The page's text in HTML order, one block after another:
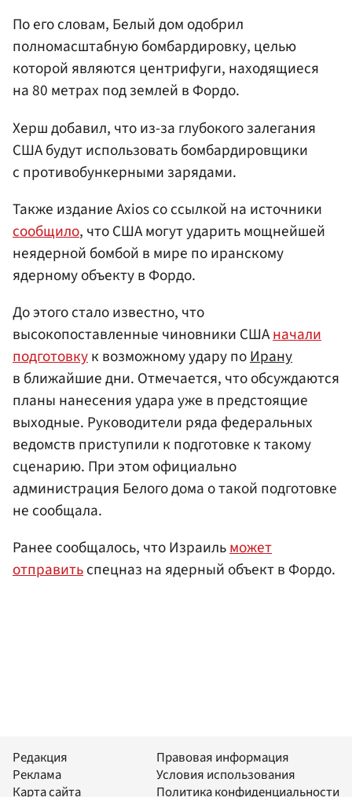
По его словам, Белый дом одобрил
полномасштабную бомбардировку, целью
которой являются центрифуги, находящиеся
на 80 метрах под землей в Фордо.
Херш добавил, что из-за глубокого залегания
США будут использовать бомбардировщики
с противобункерными зарядами.
Также издание Axios со ссылкой на источники
сообщило, что США могут ударить мощнейшей
неядерной бомбой в мире по иранскому
ядерному объекту в Фордо.
До этого стало известно, что
высокопоставленные чиновники СШАначали
подготовкук возможному удару поИрану
в ближайшие дни. Отмечается, что обсуждаются
планы нанесения удара уже в предстоящие
выходные. Руководители ряда федеральных
ведомств приступили к подготовке к такому
сценарию. При этом официально
администрация Белого дома о такой подготовке
не сообщала.
Ранее сообщалось, что Израильможет
отправитьспецназ на ядерный объект в Фордо.
Редакция
Реклама
Карта сайта
Правовая информация
Условия использования
Политика конфиденциальности